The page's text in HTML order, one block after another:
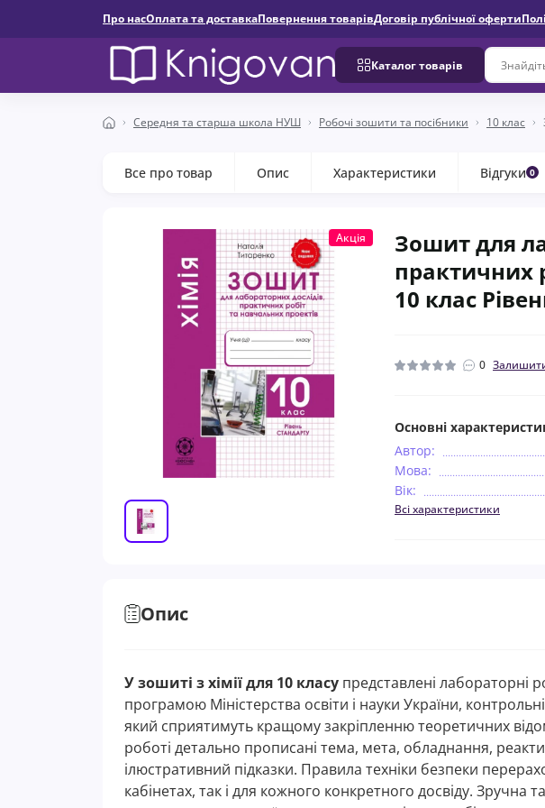
Про насОплата та доставкаПовернення товарівДоговір публічної оферти
Каталог товарів
Середня та старша школа НУШ Робочі зошити та посібники 10 клас
Все про товар Опис Характеристики Відгуки 0
Акція
Зошит для
практичних
10 клас
0
Основні
Автор:
Мова:
Вік:
Всі характеристики
Опис
У зошиті з хімії для 10 класу представлені лабораторні
програмою Міністерства освіти і науки України,
який сприятимуть кращому закріпленню теоретичних
роботі детально прописані тема, мета, обладнання,
ілюстративний підказки. Правила техніки безпеки
кабінетах, так і для кожного конкретного досвіду. Зручна